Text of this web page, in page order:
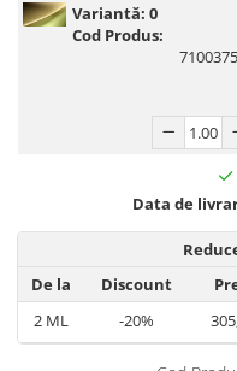
Variantă: 0
Cod Produs:
Data de
De la
Discount
2ML -20%